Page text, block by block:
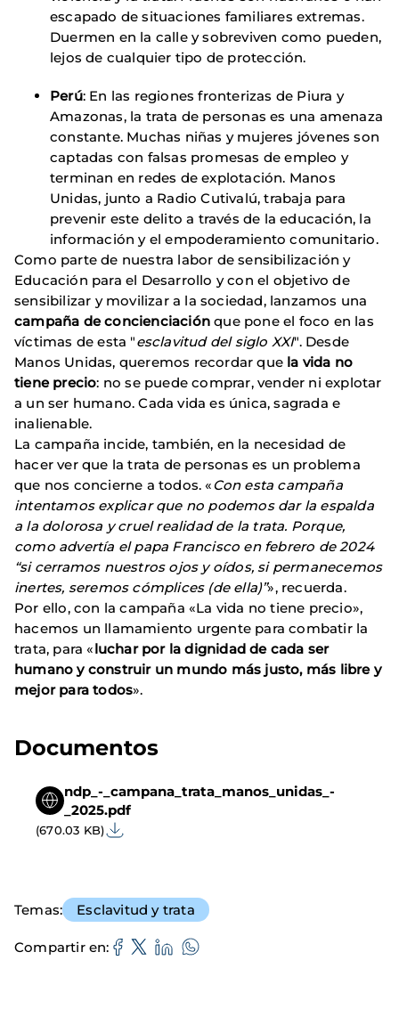
escapado de situaciones familiares extremas.
Duermen en la calle y sobreviven como pueden,
lejos de cualquier tipo de protección.
Perú: En las regiones fronterizas de Piura y
Amazonas, la trata de personas es una amenaza
constante. Muchas niñas y mujeres jóvenes son
captadas con falsas promesas de empleo y
terminan en redes de explotación. Manos
Unidas, junto a Radio Cutivalú, trabaja para
prevenir este delito a través de la educación, la
información y el empoderamiento comunitario.
Como parte de nuestra labor de sensibilización y
Educación para el Desarrollo y con el objetivo de
sensibilizar y movilizar a la sociedad, lanzamos una
campaña de concienciación que pone el foco en las
víctimas de esta "esclavitud del siglo XXI". Desde
Manos Unidas, queremos recordar que la vida no
tiene precio: no se puede comprar, vender ni explotar
a un ser humano. Cada vida es única, sagrada e
inalienable.
La campaña incide, también, en la necesidad de
hacer ver que la trata de personas es un problema
que nos concierne a todos. «Con esta campaña
intentamos explicar que no podemos dar la espalda
a la dolorosa y cruel realidad de la trata. Porque,
como advertía el papa Francisco en febrero de 2024
“si cerramos nuestros ojos y oídos, si permanecemos
inertes, seremos cómplices (de ella)”», recuerda.
Por ello, con la campaña «La vida no tiene precio»,
hacemos un llamamiento urgente para combatir la
trata, para «luchar por la dignidad de cada ser
humano y construir un mundo más justo, más libre y
mejor para todos».
Documentos
ndp_-_campana_trata_manos_unidas_-
_2025.pdf
(670.03 KB)
Temas Esclavitud y trata
Compartir en